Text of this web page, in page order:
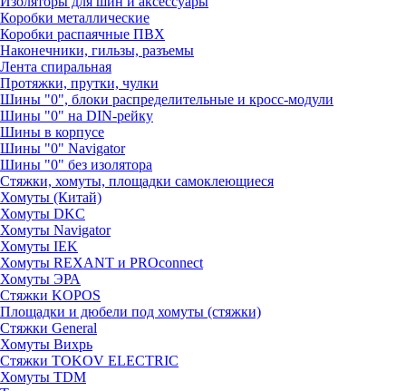
Коробки металлические
Коробки распаячные ПВХ
Наконечники, гильзы, разъемы
Лента спиральная
Протяжки, прутки, чулки
Шины "0", блоки распределительные и кросс-модули
Шины "0" на DIN-рейку
Шины в корпусе
Шины "0" Navigator
Шины "0" без изолятора
Стяжки, хомуты, площадки самоклеющиеся
Хомуты (Китай)
Хомуты DKC
Хомуты Navigator
Хомуты IEK
Хомуты REXANT и PROconnect
Хомуты ЭРА
Стяжки KOPOS
Площадки и дюбели под хомуты (стяжки)
Стяжки General
Хомуты Вихрь
Стяжки TOKOV ELECTRIC
Хомуты TDM